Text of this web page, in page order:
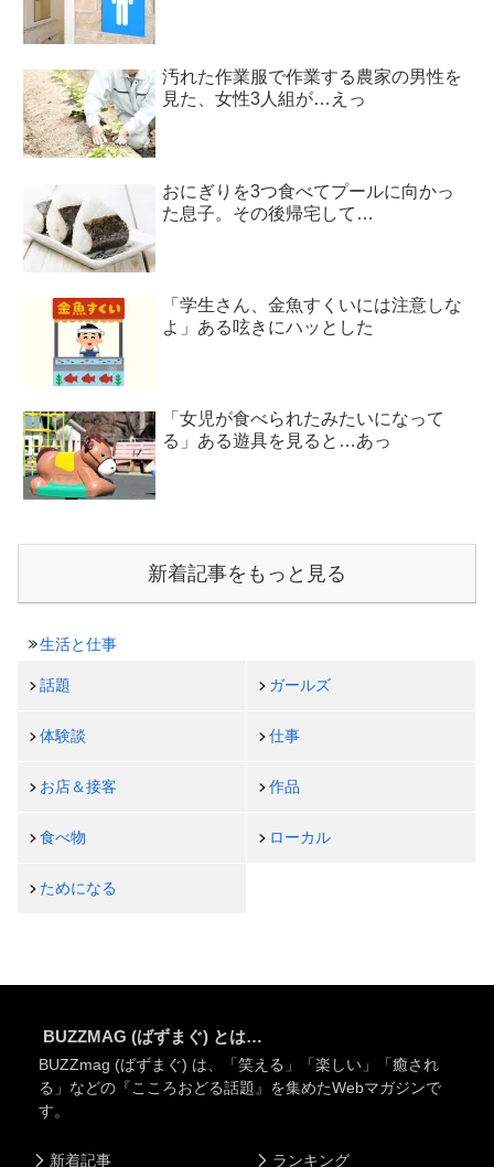
汚れた作業服で作業する農家の男性を
見た、女性3人組が…えっ
おにぎりを3つ食べてプールに向かっ
た息子。その後帰宅して…
「学生さん、金魚すくいには注意しな
よ」ある呟きにハッとした
「女児が食べられたみたいになって
る」ある遊具を見ると…あっ
新着記事をもっと見る
生活と仕事
話題 ガールズ
体験談 仕事
お店＆接客 作品
食べ物 ローカル
ためになる
BUZZMAG (ばずまぐ) とは…
BUZZmag (ばずまぐ) は、「笑える」「楽しい」「癒され
る」などの『こころおどる話題』を集めたWebマガジンで
す。
新着記事 ランキング